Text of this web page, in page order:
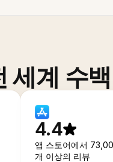
세계 수
4.4
앱 스토어에서
개 이상의 리뷰